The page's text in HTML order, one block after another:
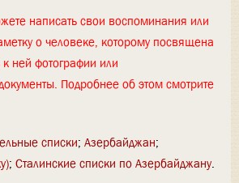
написать свои воспоминания или
о человеке, которому посвящена
к ней фотографии или
Подробнее об этом смотрите
списки Азербайджан
Сталинские списки по Азербайджану